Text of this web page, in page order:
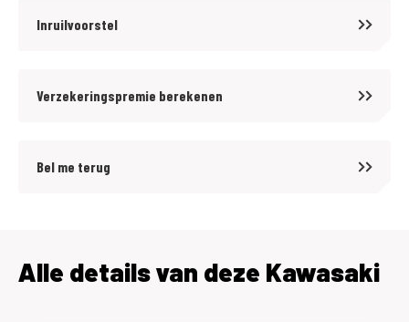
Inruilvoorstel
Verzekeringspremie berekenen
Bel me terug
Alle details van deze Kawasaki